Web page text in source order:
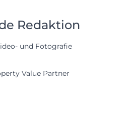
Redaktion
und Fotografie
Value Partner